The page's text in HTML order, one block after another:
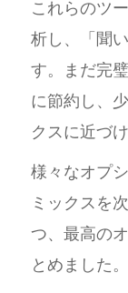
これらのツ
析し、「聞
す。まだ完
に節約し、
クスに近づ
様々なオプ
ミックスを
つ、最高の
とめました